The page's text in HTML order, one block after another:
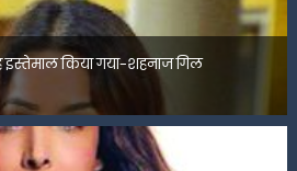
किया गया-शहनाज गिल